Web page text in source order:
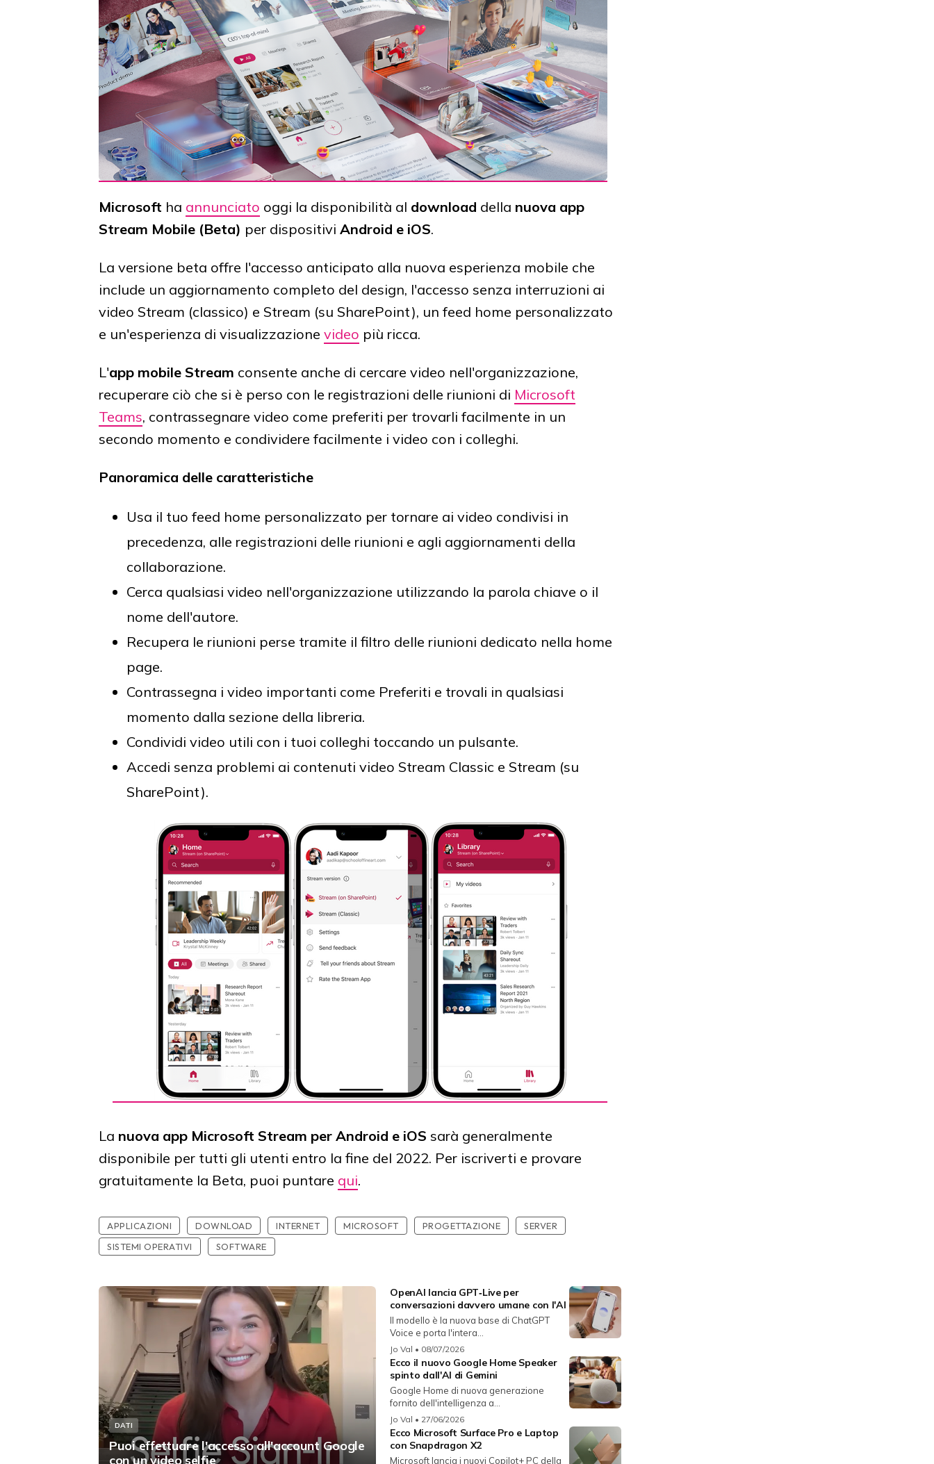
Microsoft ha annunciato oggi la disponibilità al download della nuova app
Stream Mobile (Beta) per dispositivi Android e iOS.
La versione beta offre l'accesso anticipato alla nuova esperienza mobile che
include un aggiornamento completo del design, l'accesso senza interruzioni ai
video Stream (classico) e Stream (su SharePoint), un feed home personalizzato
e un'esperienza di visualizzazione video più ricca.
L'app mobile Stream consente anche di cercare video nell'organizzazione,
recuperare ciò che si è perso con le registrazioni delle riunioni di Microsoft
Teams, contrassegnare video come preferiti per trovarli facilmente in un
secondo momento e condividere facilmente i video con i colleghi.
Panoramica delle caratteristiche
Usa il tuo feed home personalizzato per tornare ai video condivisi in
precedenza, alle registrazioni delle riunioni e agli aggiornamenti della
collaborazione.
Cerca qualsiasi video nell'organizzazione utilizzando la parola chiave o il
nome dell'autore.
Recupera le riunioni perse tramite il filtro delle riunioni dedicato nella home
page.
Contrassegna i video importanti come Preferiti e trovali in qualsiasi
momento dalla sezione della libreria.
Condividi video utili con i tuoi colleghi toccando un pulsante.
Accedi senza problemi ai contenuti video Stream Classic e Stream (su
SharePoint).
La nuova app Microsoft Stream per Android e iOS sarà generalmente
disponibile per tutti gli utenti entro la fine del 2022. Per iscriverti e provare
gratuitamente la Beta, puoi puntare qui.
APPLICAZIONI DOWNLOAD INTERNET MICROSOFT PROGETTAZIONE
SERVER
SISTEMI OPERATIVI
SOFTWARE
DATI
Puoi effettuare l'accesso all'account Google
con un video selfie
OpenAI lancia GPT‑Live per
conversazioni davvero umane con l'AI
Il modello è la nuova base di ChatGPT
Voice e porta l'intera...
Jo Val • 08/07/2026
Ecco il nuovo Google Home Speaker
spinto dall'AI di Gemini
Google Home di nuova generazione
fornito dell'intelligenza a...
Jo Val • 27/06/2026
Ecco Microsoft Surface Pro e Laptop
con Snapdragon X2
Microsoft lancia i nuovi Copilot+ PC della